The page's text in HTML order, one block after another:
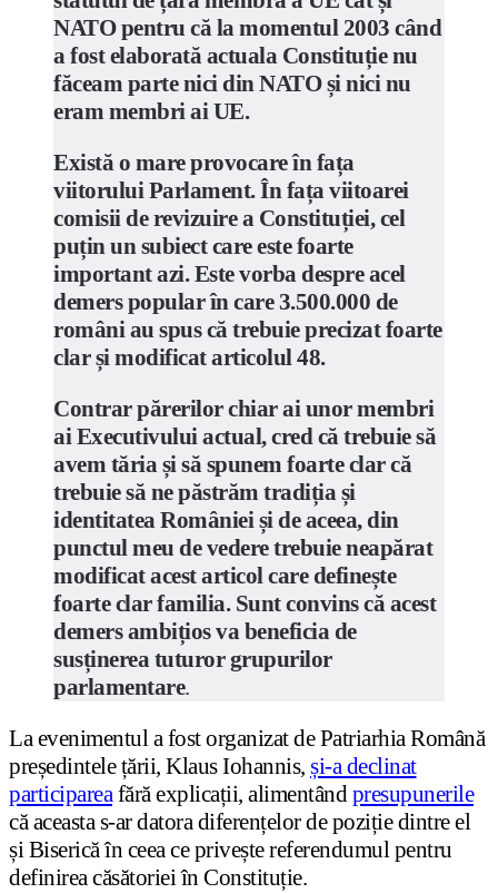
NATO pentru că la momentul 2003 când
a fost elaborată actuala Constituție nu
făceam parte nici din NATO și nici nu
eram membri ai UE.
Există o mare provocare în fața
viitorului Parlament. În fața viitoarei
comisii de revizuire a Constituției, cel
puțin un subiect care este foarte
important azi. Este vorba despre acel
demers popular în care 3.500.000 de
români au spus că trebuie precizat foarte
clar și modificat articolul 48.
Contrar părerilor chiar ai unor membri
ai Executivului actual, cred că trebuie să
avem tăria și să spunem foarte clar că
trebuie să ne păstrăm tradiția și
identitatea României și de aceea, din
punctul meu de vedere trebuie neapărat
modificat acest articol care definește
foarte clar familia. Sunt convins că acest
demers ambițios va beneficia de
susținerea tuturor grupurilor
parlamentare.
La evenimentul a fost organizat de Patriarhia Română
președintele țării, Klaus Iohannis, și-a declinat
participareafără explicații, alimentândpresupunerile
că aceasta s-ar datora diferențelor de poziție dintre el
și Biserică în ceea ce privește referendumul pentru
definirea căsătoriei în Constituție.